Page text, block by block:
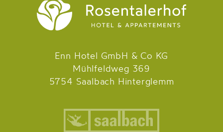
Enn Hotel GmbH & Co KG
Mühlfeldweg 369
5754 Saalbach Hinterglemm